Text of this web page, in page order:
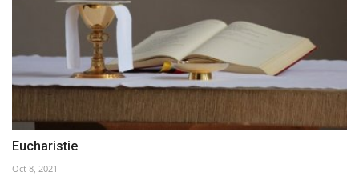
Eucharistie
Oct 8, 2021